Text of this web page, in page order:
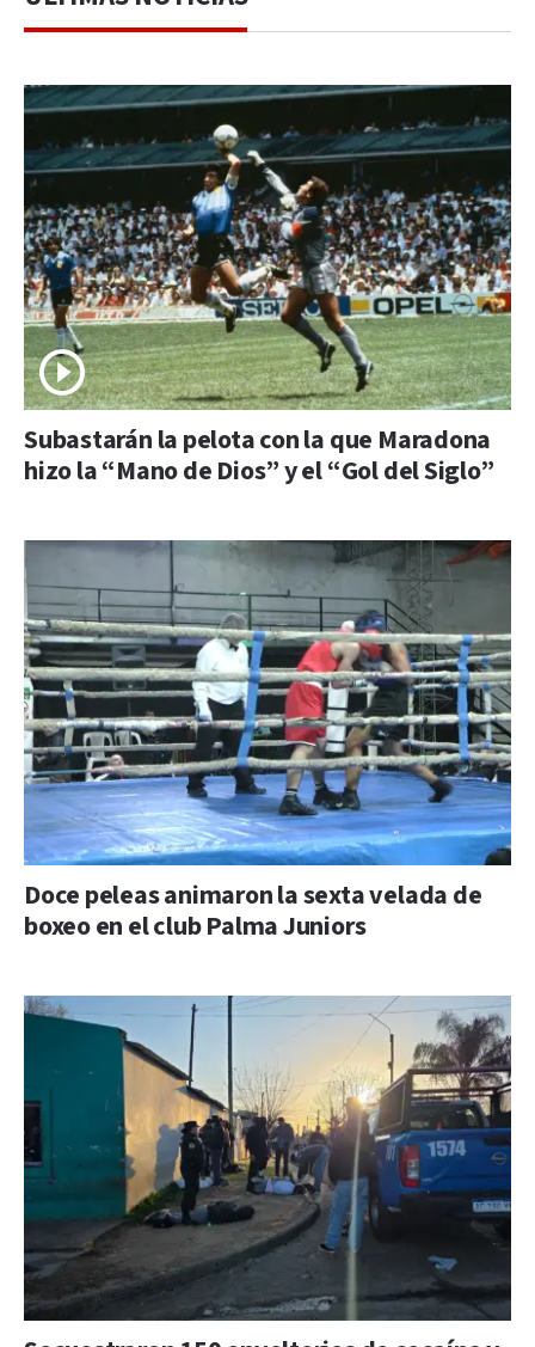
Subastarán la pelota con la que Maradona
hizo la “Mano de Dios” y el “Gol del Siglo”
Doce peleas animaron la sexta velada de
boxeo en el club Palma Juniors